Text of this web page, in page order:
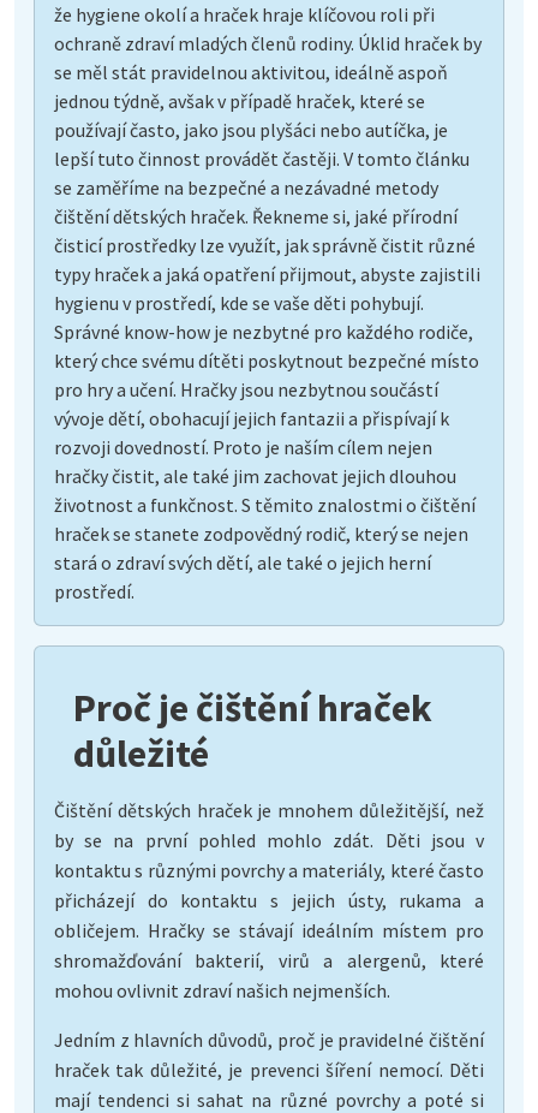
že hygiene okolí a hraček hraje klíčovou roli při
ochraně zdraví mladých členů rodiny. Úklid hraček by
se měl stát pravidelnou aktivitou, ideálně aspoň
jednou týdně, avšak v případě hraček, které se
používají často, jako jsou plyšáci nebo autíčka, je
lepší tuto činnost provádět častěji. V tomto článku
se zaměříme na bezpečné a nezávadné metody
čištění dětských hraček. Řekneme si, jaké přírodní
čisticí prostředky lze využít, jak správně čistit různé
typy hraček a jaká opatření přijmout, abyste zajistili
hygienu v prostředí, kde se vaše děti pohybují.
Správné know-how je nezbytné pro každého rodiče,
který chce svému dítěti poskytnout bezpečné místo
pro hry a učení. Hračky jsou nezbytnou součástí
vývoje dětí, obohacují jejich fantazii a přispívají k
rozvoji dovedností. Proto je naším cílem nejen
hračky čistit, ale také jim zachovat jejich dlouhou
životnost a funkčnost. S těmito znalostmi o čištění
hraček se stanete zodpovědný rodič, který se nejen
stará o zdraví svých dětí, ale také o jejich herní
prostředí.
Proč je čištění hraček
důležité
Čištění dětských hraček je mnohem důležitější, než
by se na první pohled mohlo zdát. Děti jsou v
kontaktu s různými povrchy a materiály, které často
přicházejí do kontaktu s jejich ústy, rukama a
obličejem. Hračky se stávají ideálním místem pro
shromažďování bakterií, virů a alergenů, které
mohou ovlivnit zdraví našich nejmenších.
Jedním z hlavních důvodů, proč je pravidelné čištění
hraček tak důležité, je prevenci šíření nemocí. Děti
mají tendenci si sahat na různé povrchy a poté si